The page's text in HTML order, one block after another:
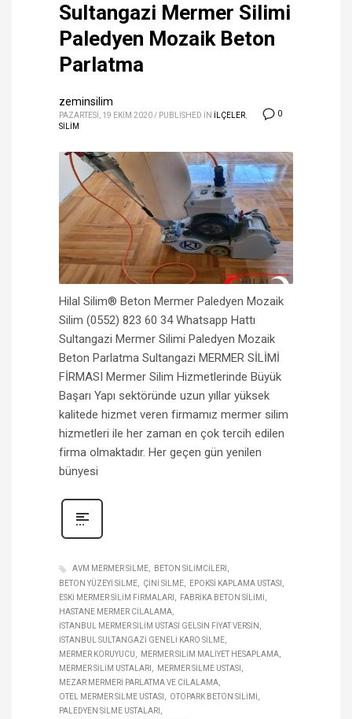
Sultangazi Mermer Silimi
Paledyen Mozaik Beton
Parlatma
0
zeminsilim
PAZARTESI, 19 EKIM 2020 / PUBLISHED IN İLÇELER
SİLİM
Hilal Silim® Beton Mermer Paledyen Mozaik
Silim (0552) 823 60 34 Whatsapp Hattı
Sultangazi Mermer Silimi Paledyen Mozaik
Beton Parlatma Sultangazi MERMER SİLİMİ
FİRMASI Mermer Silim Hizmetlerinde Büyük
Başarı Yapı sektöründe uzun yıllar yüksek
kalitede hizmet veren firmamız mermer silim
hizmetleri ile her zaman en çok tercih edilen
firma olmaktadır. Her geçen gün yenilen
bünyesi
AVM MERMER SILME
BETON SILIMCILERI
BETON YÜZEYI SILME
ÇINI SILME
EPOKSI KAPLAMA USTASI
ESKI MERMER SILIM FIRMALARI
FABRIKA BETON SILIMI
HASTANE MERMER CILALAMA
İSTANBUL MERMER SILIM USTASI GELSIN FIYAT VERSIN
İSTANBUL SULTANGAZI GENELI KARO SILME
MERMER KORUYUCU
MERMER SILIM MALIYET HESAPLAMA
MERMER SILIM USTALARI
MERMER SILME USTASI
MEZAR MERMERI PARLATMA VE CILALAMA
OTEL MERMER SILME USTASI
OTOPARK BETON SILIMI
PALEDYEN SILME USTALARI